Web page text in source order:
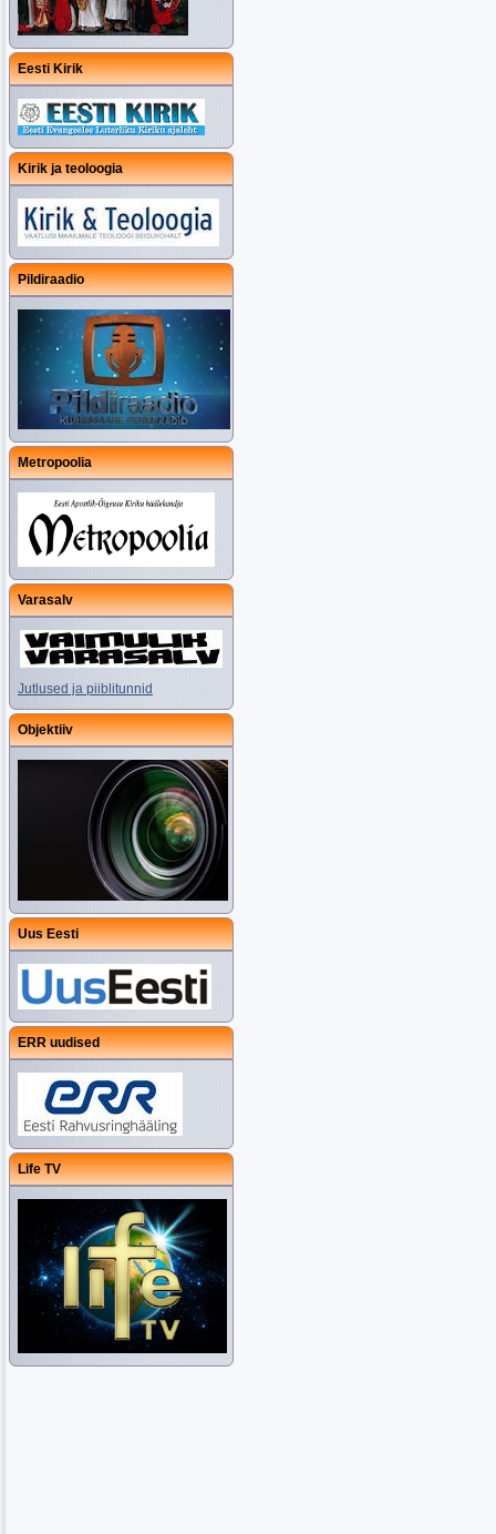
Eesti Kirik
Kirik ja teoloogia
Pildiraadio
Metropoolia
Varasalv
Jutlused ja piiblitunnid
Objektiiv
Uus Eesti
ERR uudised
Life TV